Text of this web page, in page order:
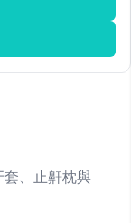
套、止鼾枕與